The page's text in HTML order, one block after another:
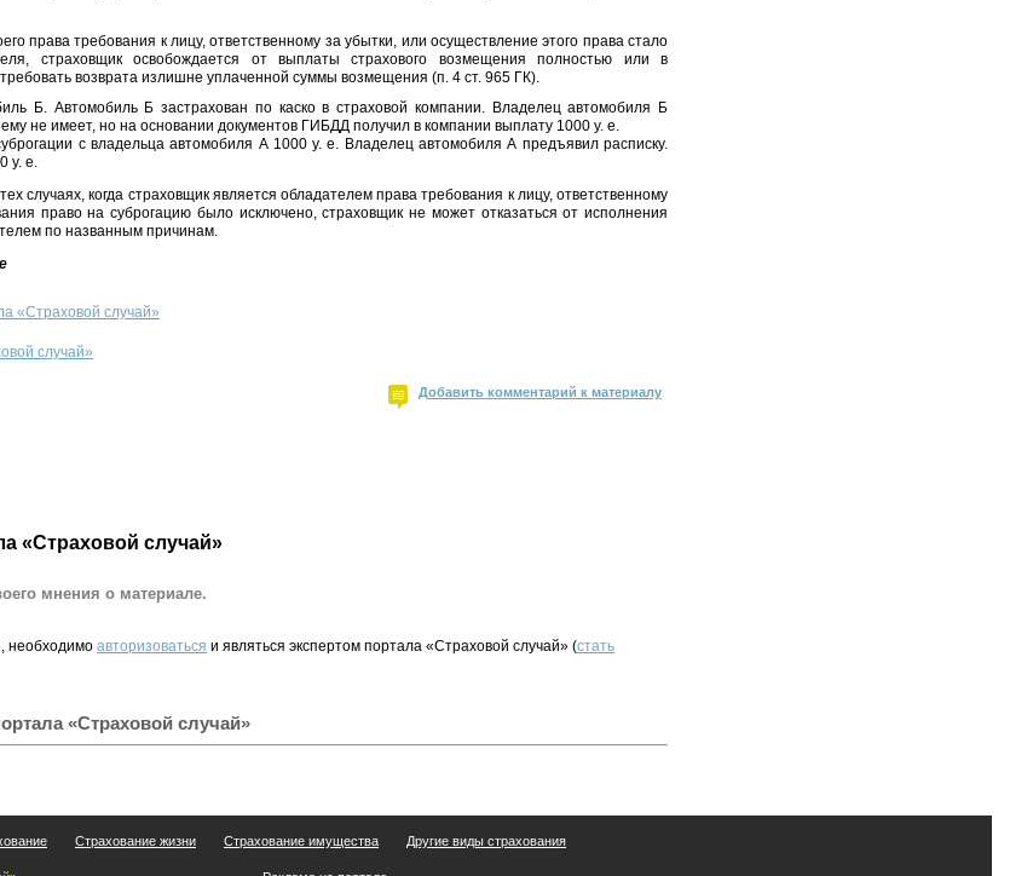
права требования к лицу, ответственному за убытки, или осуществление этого права стало
страховщик освобождается от выплаты страхового возмещения полностью или в
возврата излишне уплаченной суммы возмещения (п. 4 ст. 965 ГК).
Б. Автомобиль Б застрахован по каско в страховой компании. Владелец автомобиля Б
не имеет, но на основании документов ГИБДД получил в компании выплату 1000 у. е.
с владельца автомобиля А 1000 у. е. Владелец автомобиля А предъявил расписку.
у. е.
случаях, когда страховщик является обладателем права требования к лицу, ответственному
право на суброгацию было исключено, страховщик не может отказаться от исполнения
по названным причинам.
«Страховой случай»
случай»
Добавить комментарий к материалу
«Страховой случай»
мнения о материале.
необходимо авторизоваться и являться экспертом портала «Страховой случай» (стать
«Страховой случай»
Страхование жизни Страхование имущества Другие виды страхования